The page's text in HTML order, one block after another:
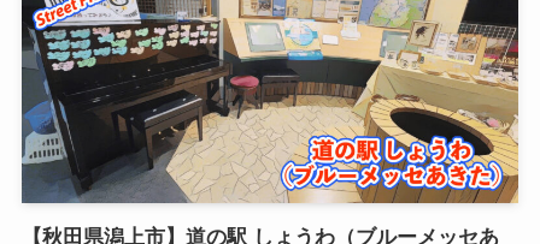
【秋田県潟上市】道の駅 しょうわ（ブルーメッセあ